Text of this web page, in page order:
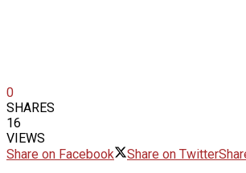
0
SHARES
16
VIEWS
Share on Facebook
Share on Twitter